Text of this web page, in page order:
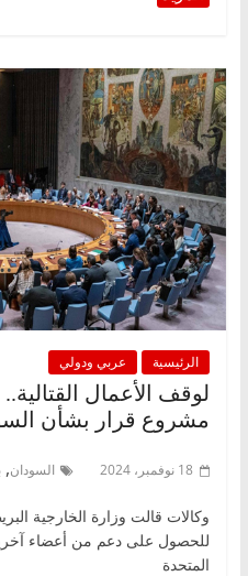
الرئيسية عربي ودولي
لوقف الأعمال
مشروع قرار بشأن
18 نوفمبر، 2024 السودان,
وكالات قالت وزارة الخارجية
للحصول على دعم من أعضاء
المتحدة